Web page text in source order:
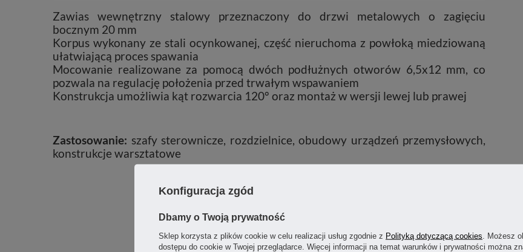
Zawias wewnętrzny stalowy przeznaczony do drzwi metalowych o zagięciu
bocznym 20 mm
Korpus wykonany ze stali ocynkowanej, część nieruchoma z powłoką miedziowaną
ułatwiającą proces spawania
Mocowanie realizowane za pomocą dwóch podłużnych otworów 6,5x12 mm, co
pozwala na regulację położenia przed trwałym wspawaniem
Konstrukcja umożliwia kąt rozwarcia 120° oraz montaż w wersji lewej lub prawej
Zastosowanie: szafy sterownicze, rozdzielnice, obudowy urządzeń przemysłowych,
konstrukcje warsztatowe
Konfiguracja zgód
Dbamy o Twoją prywatność
Sklep korzysta z plików cookie w celu realizacji usług zgodnie z Polityką dotyczącą cookies . Możesz
dostępu do cookie w Twojej przeglądarce. Więcej informacji na temat warunków i prywatności można